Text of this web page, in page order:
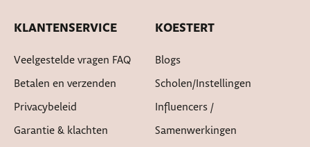
KLANTENSERVICE
Veelgestelde vragen FAQ
Betalen en verzenden
Privacybeleid
Garantie & klachten
KOESTERT
Blogs
Scholen/instellingen
Influencers /
Samenwerkingen